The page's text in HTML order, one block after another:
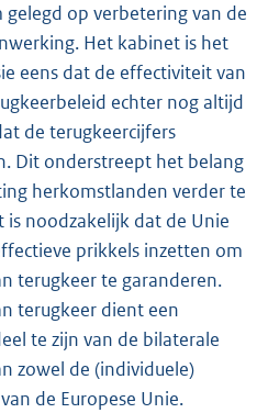
gelegd op verbetering van de
Het kabinet is het
eens dat de effectiviteit van
echter nog altijd
de terugkeercijfers
Dit onderstreept het belang
herkomstlanden verder te
is noodzakelijk dat de Unie
prikkels inzetten om
terugkeer te garanderen.
terugkeer dient een
te zijn van de bilaterale
zowel de (individuele)
de Europese Unie.